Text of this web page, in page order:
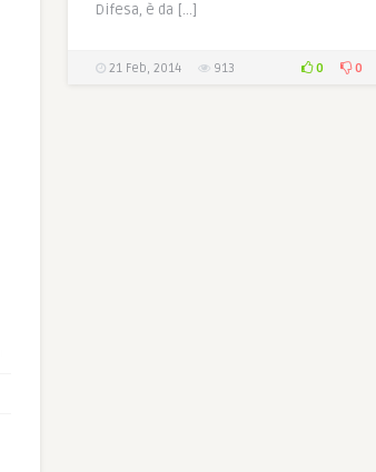
Difesa, è da […]
21 Feb, 2014 913 0 0